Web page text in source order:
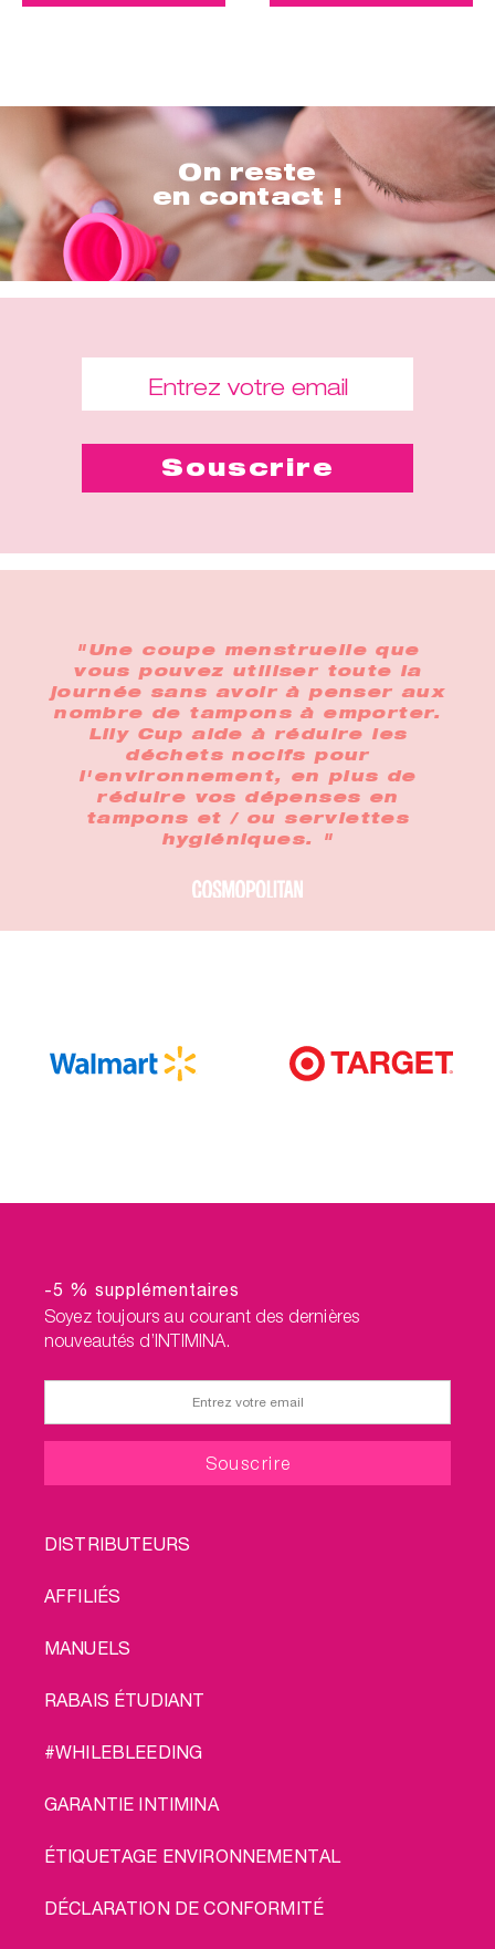
On reste
en contact !
"Une coupe menstruelle que
vous pouvez utiliser toute la
journée sans avoir à penser aux
nombre de tampons à emporter.
Lily Cup aide à réduire les
déchets nocifs pour
l'environnement, en plus de
réduire vos dépenses en
tampons et / ou serviettes
hygiéniques. "
-5 % supplémentaires
Soyez toujours au courant des dernières
nouveautés d’INTIMINA.
FOOTER
DISTRIBUTEURS
AFFILIÉS
MANUELS
RABAIS ÉTUDIANT
#WHILEBLEEDING
GARANTIE INTIMINA
ÉTIQUETAGE ENVIRONNEMENTAL
DÉCLARATION DE CONFORMITÉ